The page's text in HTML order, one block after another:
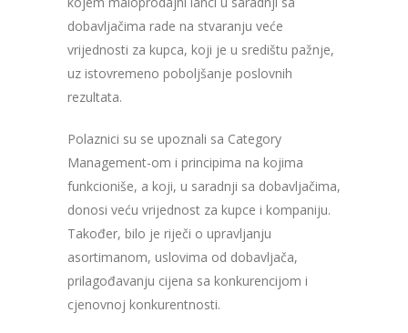
dobavljačima rade na stvaranju veće
vrijednosti za kupca, koji je u središtu pažnje,
uz istovremeno poboljšanje poslovnih
rezultata.
Polaznici su se upoznali sa Category
Management-om i principima na kojima
funkcioniše, a koji, u saradnji sa dobavljačima,
donosi veću vrijednost za kupce i kompaniju.
Također, bilo je riječi o upravljanju
asortimanom, uslovima od dobavljača,
prilagođavanju cijena sa konkurencijom i
cjenovnoj konkurentnosti.